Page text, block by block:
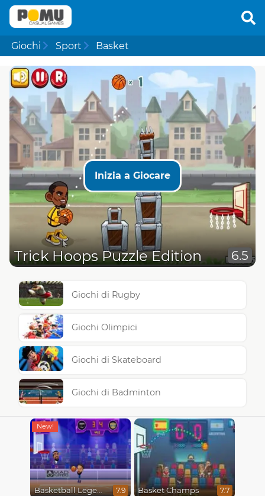
Giochi Sport Basket
Inizia a Giocare
Trick Hoops Puzzle Edition 6.5
Giochi di Rugby
Giochi Olimpici
Giochi di Skateboard
Giochi di Badminton
Basketball Legends 2020 7.9 Basket Champs 7.7